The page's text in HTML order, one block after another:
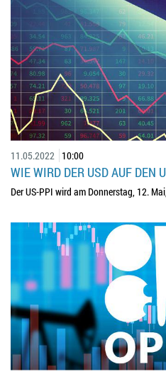
11.05.2022 10:00
WIE WIRD DER USD AUF DEN
Der US-PPI wird am Donnerstag, 12.